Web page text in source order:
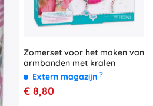
Zomerset voor het maken van
armbanden met kralen
Extern magazijn ?
€ 8,80